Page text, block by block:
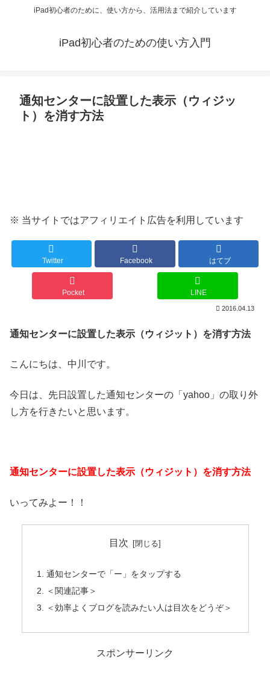
iPad初心者のために、使い方から、活用法まで紹介しています
iPad初心者のための使い方入門
通知センターに設置した表示（ウィジッ
ト）を消す方法
※ 当サイトではアフィリエイト広告を利用しています
Twitter Facebook はてブ
Pocket LINE
2016.04.13
通知センターに設置した表示（ウィジット）を消す方法
こんにちは、中川です。
今日は、先日設置した通知センターの「yahoo」の取り外
し方を行きたいと思います。
通知センターに設置した表示（ウィジット）を消す方法
いってみよー！！
目次
通知センターで「ー」をタップする
＜関連記事＞
＜効率よくブログを読みたい人は目次をどうぞ＞
スポンサーリンク